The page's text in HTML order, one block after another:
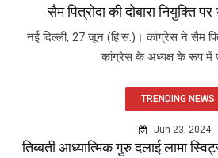
सैम पित्रोदा की दोबारा नियुक्ति
नई दिल्ली, 27 जून (हि.स.)। कांग्रेस ने सैम
कांग्रेस के अध्यक्ष के रूप में
TRENDING NEWS
Jun 23, 2024
तिब्बती आध्यात्मिक गुरु दलाई लामा